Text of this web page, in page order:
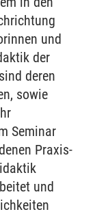
und
der
deren
sowie
Seminar
Praxis-
und